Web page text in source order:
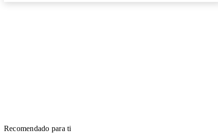
Recomendado para ti